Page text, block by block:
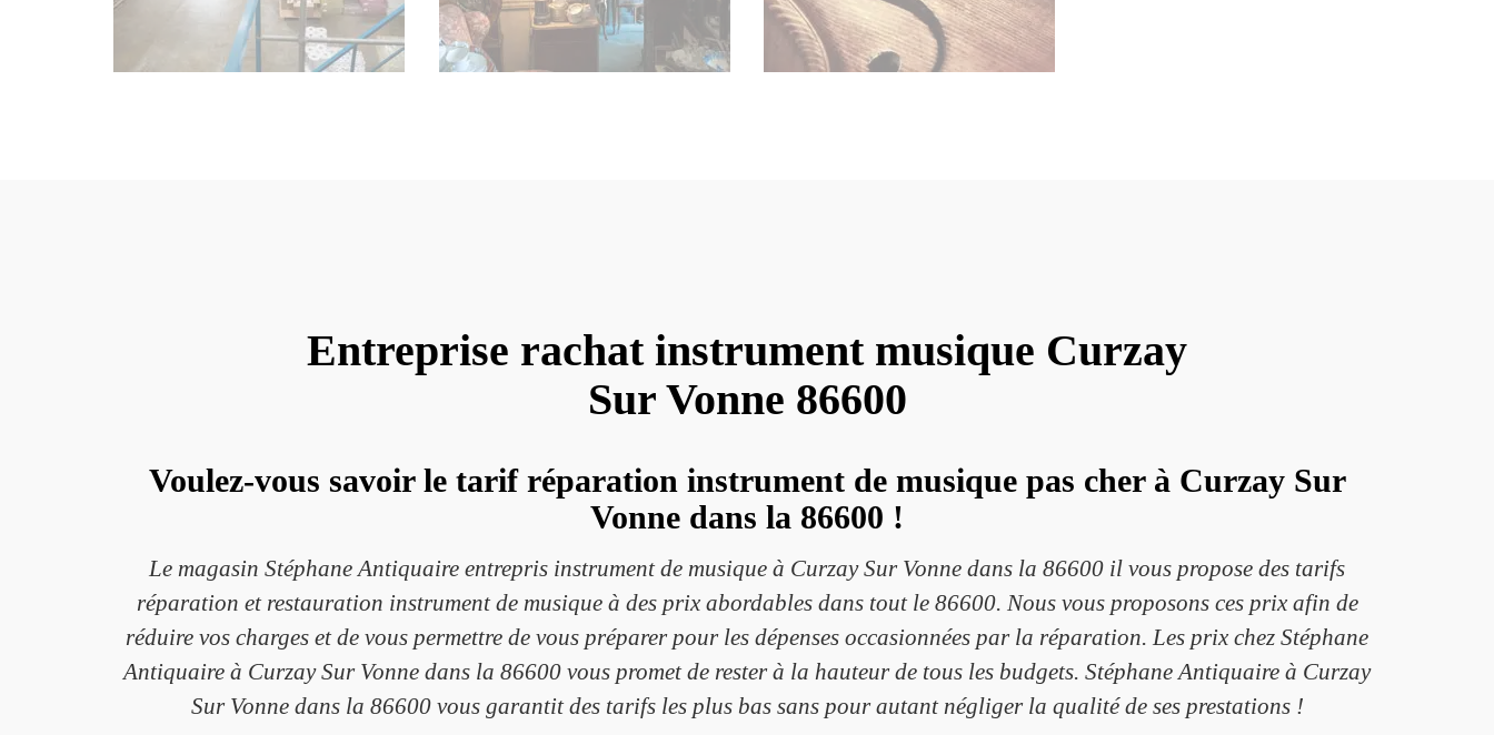
Entreprise rachat instrument musique Curzay
Sur Vonne 86600
Voulez-vous savoir le tarif réparation instrument de musique pas cher à Curzay Sur
Vonne dans la 86600 !
Le magasin Stéphane Antiquaire entrepris instrument de musique à Curzay Sur Vonne dans la 86600 il vous propose des tarifs
réparation et restauration instrument de musique à des prix abordables dans tout le 86600. Nous vous proposons ces prix afin de
réduire vos charges et de vous permettre de vous préparer pour les dépenses occasionnées par la réparation. Les prix chez Stéphane
Antiquaire à Curzay Sur Vonne dans la 86600 vous promet de rester à la hauteur de tous les budgets. Stéphane Antiquaire à Curzay
Sur Vonne dans la 86600 vous garantit des tarifs les plus bas sans pour autant négliger la qualité de ses prestations !